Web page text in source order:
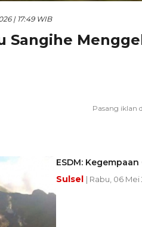
| 17:49 WIB
Sangihe
ESDM:
Sulsel | Rabu, 06 Mei